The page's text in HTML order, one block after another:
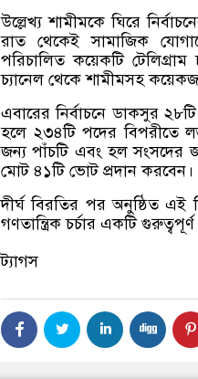
উল্লেখ্য শামীমকে ঘিরে
রাত থেকেই সামাজিক
পরিচালিত কয়েকটি
চ্যানেল থেকে শামীমসহ
এবারের নির্বাচনে ডাকসুর ২৮টি
হলে ২৩৪টি পদের বিপরীতে
জন্য পাঁচটি এবং হল সংসদের
মোট ৪১টি ভোট প্রদান করবেন।
দীর্ঘ বিরতির পর অনুষ্ঠিত এই
গণতান্ত্রিক চর্চার একটি
ট্যাগস